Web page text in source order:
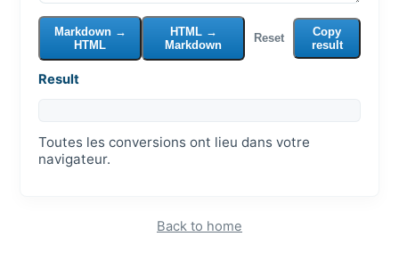
Markdown →
HTML
HTML →
Markdown
Reset
Copy
result
Result
Toutes les conversions ont lieu dans votre
navigateur.
Back to home